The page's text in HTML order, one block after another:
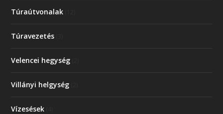
Túraútvonalak
Túravezetés
Velencei hegység
Villányi helgység
Vízesések